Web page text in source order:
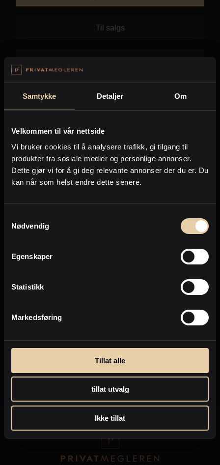
Samtykke Detaljer Om
Velkommen til vår nettside
Vi bruker cookies til å analysere trafikk, gi tilgang til
produkter fra sosiale medier og personlige annonser.
Dette gjør vi for å gi deg relevante annonser der du er. Du
kan når som helst endre dette senere.
Nødvendig
Egenskaper
Statistikk
Markedsføring
Tillat alle
tillat utvalg
Ikke tillat
Stillinger
Til salgs
Ingen eiendommer funnet..